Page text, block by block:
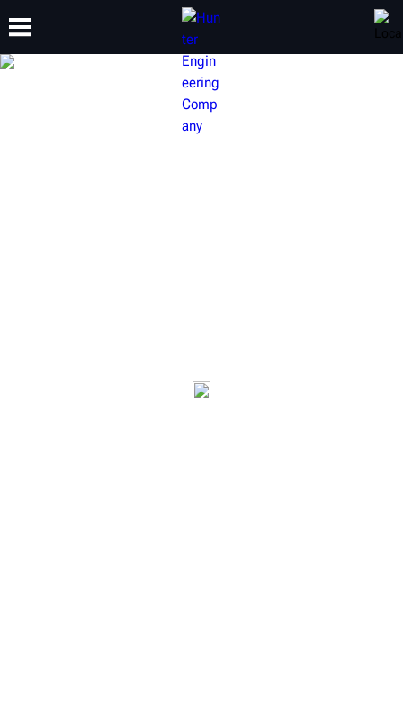
CAPACITACIÓN